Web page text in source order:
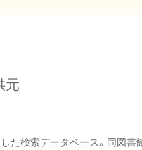
元
た検索データベース。同図書